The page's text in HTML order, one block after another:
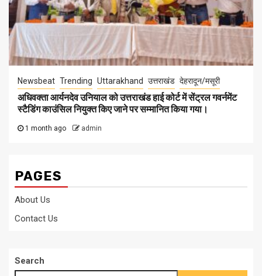
Newsbeat Trending Uttarakhand उत्तराखंड देहरादून/मसूरी
अधिवक्ता आर्यनदेव उनियाल को उत्तराखंड हाई कोर्ट में सेंट्रल गवर्नमेंट
स्टैडिंग काउंसिल नियुक्त किए जाने पर सम्मानित किया गया।
1 month ago admin
PAGES
About Us
Contact Us
Search